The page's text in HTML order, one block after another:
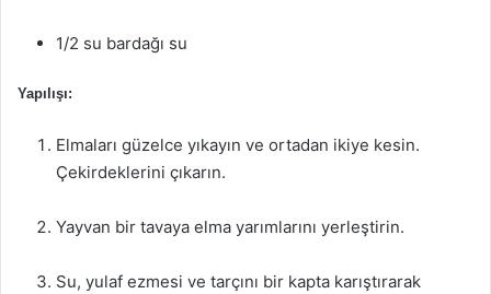
1/2 su bardağı su
Yapılışı:
Elmaları güzelce yıkayın ve ortadan ikiye kesin.
Çekirdeklerini çıkarın.
Yayvan bir tavaya elma yarımlarını yerleştirin.
Su, yulaf ezmesi ve tarçını bir kapta karıştırarak